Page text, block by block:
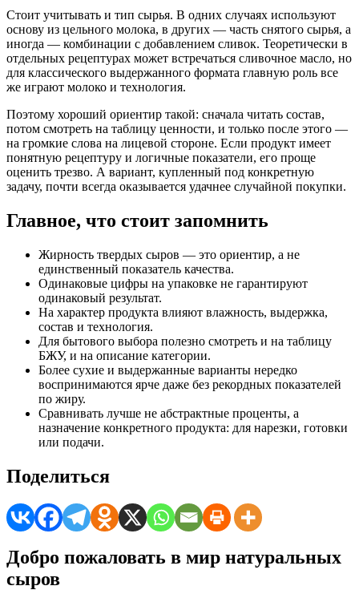
Стоит учитывать и тип сырья. В одних случаях используют
основу из цельного молока, в других — часть снятого сырья, а
иногда — комбинации с добавлением сливок. Теоретически в
отдельных рецептурах может встречаться сливочное масло, но
для классического выдержанного формата главную роль все
же играют молоко и технология.
Поэтому хороший ориентир такой: сначала читать состав,
потом смотреть на таблицу ценности, и только после этого —
на громкие слова на лицевой стороне. Если продукт имеет
понятную рецептуру и логичные показатели, его проще
оценить трезво. А вариант, купленный под конкретную
задачу, почти всегда оказывается удачнее случайной покупки.
Главное, что стоит запомнить
Жирность твердых сыров — это ориентир, а не
единственный показатель качества.
Одинаковые цифры на упаковке не гарантируют
одинаковый результат.
На характер продукта влияют влажность, выдержка,
состав и технология.
Для бытового выбора полезно смотреть и на таблицу
БЖУ, и на описание категории.
Более сухие и выдержанные варианты нередко
воспринимаются ярче даже без рекордных показателей
по жиру.
Сравнивать лучше не абстрактные проценты, а
назначение конкретного продукта: для нарезки, готовки
или подачи.
Поделиться
Добро пожаловать в мир натуральных
сыров